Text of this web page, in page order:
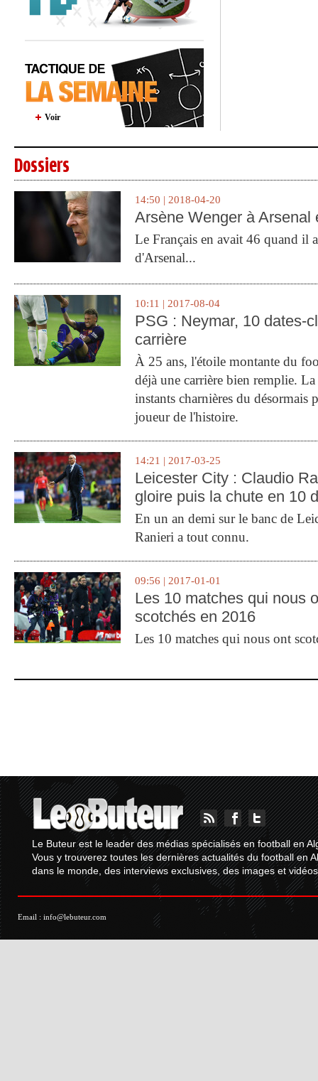
Voir
Dossiers
14:50 | 2018-04-20
Arsène Wenger à Arsenal
Le Français en avait 46 quand il
d'Arsenal...
10:11 | 2017-08-04
PSG : Neymar, 10 dates-
carrière
À 25 ans, l'étoile montante du
déjà une carrière bien remplie.
instants charnières du désormais
joueur de l'histoire.
14:21 | 2017-03-25
Leicester City : Claudio
gloire puis la chute en 10
En un an demi sur le banc de
Ranieri a tout connu.
09:56 | 2017-01-01
Les 10 matches qui nous
scotchés en 2016
Les 10 matches qui nous ont
Le Buteur est le leader des médias spécialisés en football en
Vous y trouverez toutes les dernières actualités du football en
dans le monde, des interviews exclusives, des images et
Email : info@lebuteur.com